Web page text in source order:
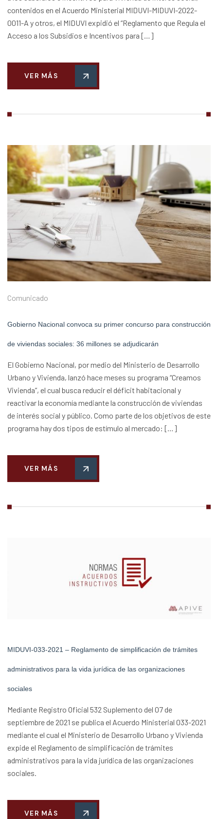
contenidos en el Acuerdo Ministerial MIDUVI-MIDUVI-2022-
0011-A y otros, el MIDUVI expidió el “Reglamento que Regula el
Acceso a los Subsidios e Incentivos para […]
VER MÁS
Comunicado
Gobierno Nacional convoca su primer concurso para construcción
de viviendas sociales: 36 millones se adjudicarán
El Gobierno Nacional, por medio del Ministerio de Desarrollo
Urbano y Vivienda, lanzó hace meses su programa “Creamos
Vivienda”, el cual busca reducir el déficit habitacional y
reactivar la economía mediante la construcción de viviendas
de interés social y público. Como parte de los objetivos de este
programa hay dos tipos de estímulo al mercado: […]
VER MÁS
MIDUVI-033-2021 – Reglamento de simplificación de trámites
administrativos para la vida jurídica de las organizaciones
sociales
Mediante Registro Oficial 532 Suplemento del 07 de
septiembre de 2021 se publica el Acuerdo Ministerial 033-2021
mediante el cual el Ministerio de Desarrollo Urbano y Vivienda
expide el Reglamento de simplificación de trámites
administrativos para la vida jurídica de las organizaciones
sociales.
VER MÁS